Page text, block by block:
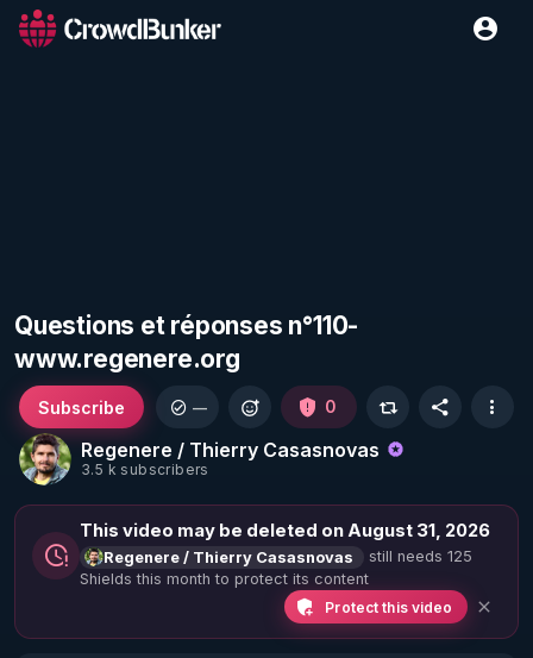
Questions et réponses n°110-
www.regenere.org
Regenere / Thierry Casasnovas
3.5 k subscribers
Subscribe — 0
This video may be deleted on August 31, 2026
Regenere / Thierry Casasnovas
still needs 125
Shields this month to protect its content
Protect this video